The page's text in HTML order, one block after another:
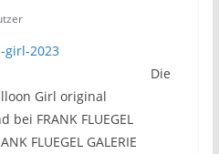
Die
Girl original
FRANK FLUEGEL
FLUEGEL GALERIE